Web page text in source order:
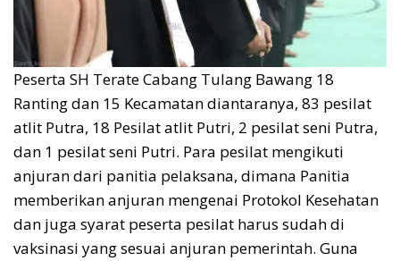
Peserta SH Terate Cabang Tulang Bawang 18
Ranting dan 15 Kecamatan diantaranya, 83 pesilat
atlit Putra, 18 Pesilat atlit Putri, 2 pesilat seni Putra,
dan 1 pesilat seni Putri. Para pesilat mengikuti
anjuran dari panitia pelaksana, dimana Panitia
memberikan anjuran mengenai Protokol Kesehatan
dan juga syarat peserta pesilat harus sudah di
vaksinasi yang sesuai anjuran pemerintah. Guna